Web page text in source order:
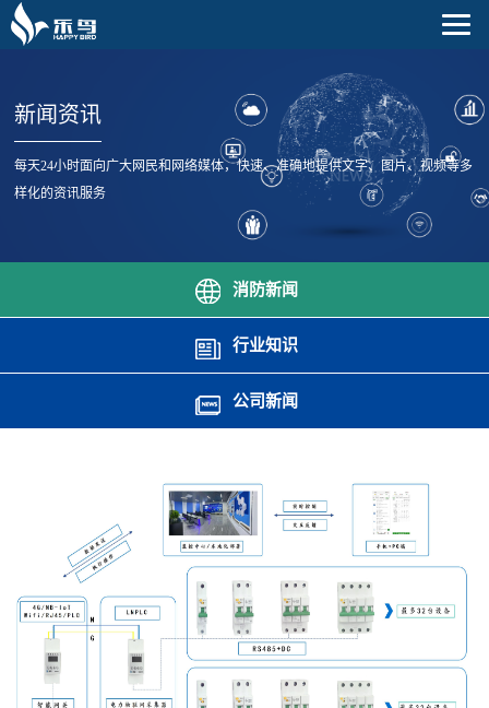
新闻资讯
每天24小时面向广大网民和网络媒体，快速、准确地提供文字、图片、视频等多
样化的资讯服务
消防新闻
行业知识
公司新闻